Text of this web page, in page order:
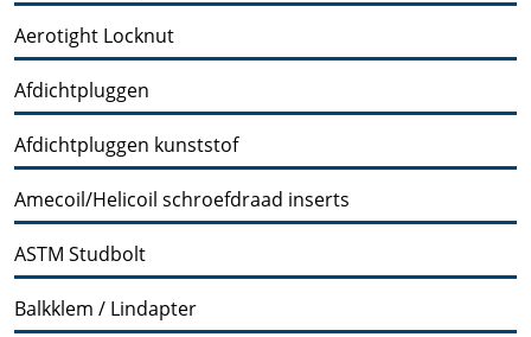
Aerotight Locknut
Afdichtpluggen
Afdichtpluggen kunststof
Amecoil/Helicoil schroefdraad inserts
ASTM Studbolt
Balkklem / Lindapter